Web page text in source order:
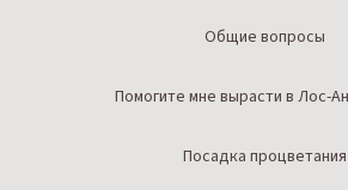
Общие вопросы
Помогите мне вырасти в Лос-
Посадка процветания